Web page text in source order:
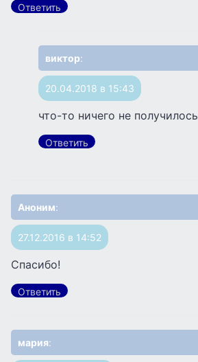
Ответить
виктор:
20.04.2018 в 15:43
что-то ничего не получилось
Ответить
Аноним:
27.12.2016 в 14:52
Спасибо!
Ответить
мария: